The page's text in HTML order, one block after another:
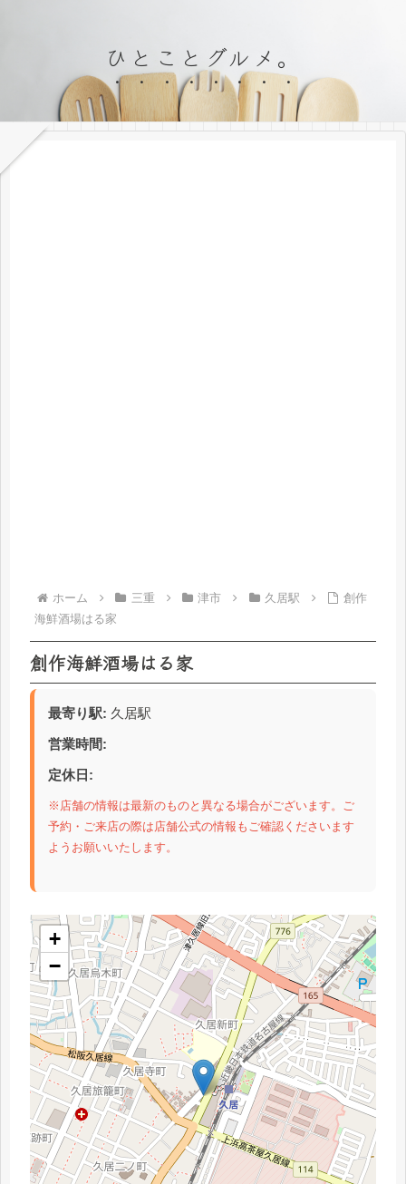
ひとことグルメ。
ホーム 三重 津市 久居駅
創作
海鮮酒場はる家
創作海鮮酒場はる家
最寄り駅: 久居駅
営業時間:
定休日:
※店舗の情報は最新のものと異なる場合がございます。ご
予約・ご来店の際は店舗公式の情報もご確認くださいます
ようお願いいたします。
+
−